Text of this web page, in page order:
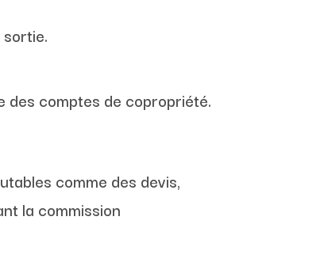
des comptes de copropriété.
comme des devis,
la commission